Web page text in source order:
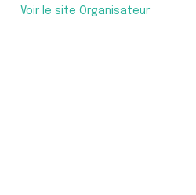
Voir le site Organisateur